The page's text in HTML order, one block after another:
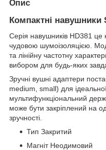
Опис
Компактні навушники
Серія навушників HD381
чудовою шумоізоляцією.
та лінійну частотну
вибором для будь-яких
Зручні вушні адаптери
medium, small) для
мультифункціональний
може бути закріплений на
зручності.
Тип Закритий
Магніт Неодимовий